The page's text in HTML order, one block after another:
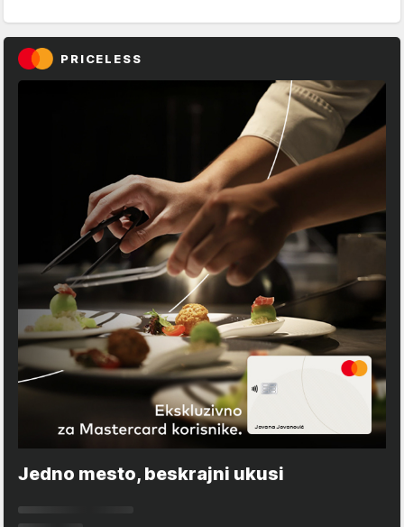
PRICELESS
Jedno mesto, beskrajni ukusi